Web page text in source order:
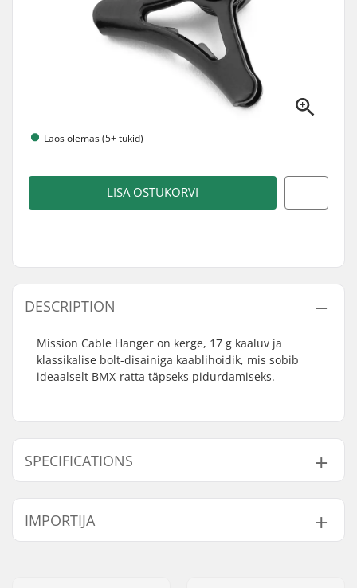
Laos olemas (5+ tükid)
LISA OSTUKORVI
DESCRIPTION
Mission Cable Hanger on kerge, 17 g kaaluv ja
klassikalise bolt-disainiga kaablihoidik, mis sobib
ideaalselt BMX-ratta täpseks pidurdamiseks.
SPECIFICATIONS
Kaal: 17g
IMPORTIJA